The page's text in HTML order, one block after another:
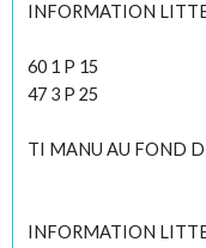
INFORMATION
60 1 P 15
47 3 P 25
TI MANU AU FOND
INFORMATION